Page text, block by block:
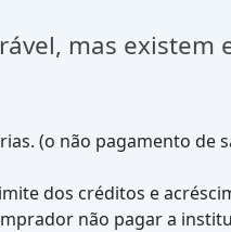
mas existem
(o não pagamento de
dos créditos e
não pagar a